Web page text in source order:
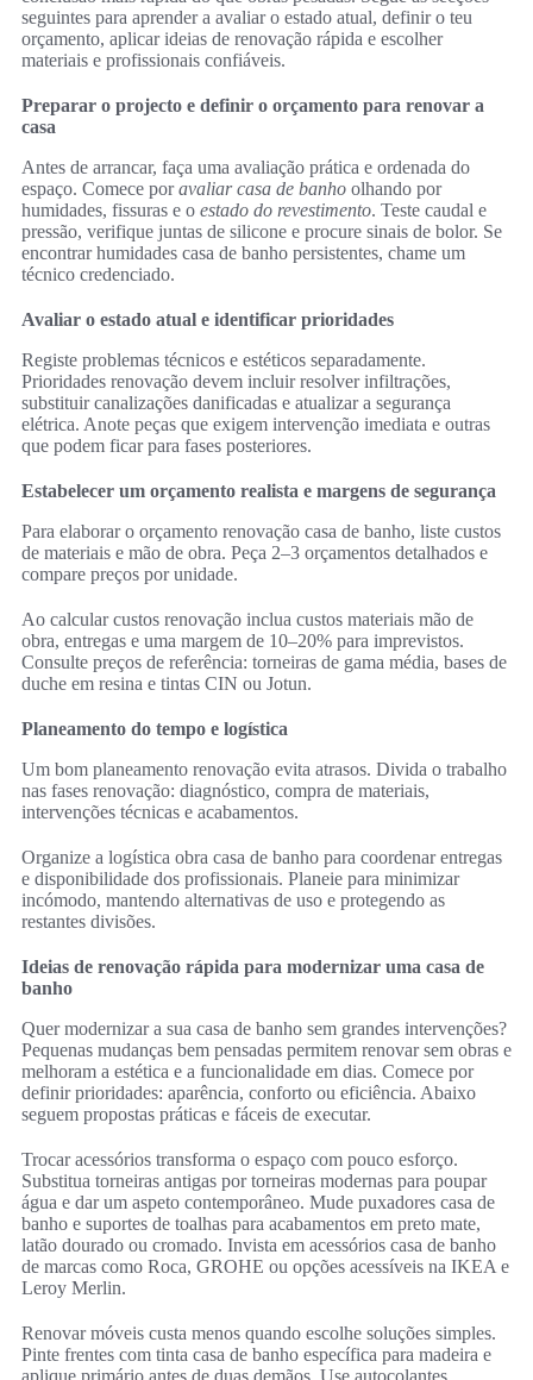
seguintes para aprender a avaliar o estado atual, definir o teu
orçamento, aplicar ideias de renovação rápida e escolher
materiais e profissionais confiáveis.
Preparar o projecto e definir o orçamento para renovar a
casa
Antes de arrancar, faça uma avaliação prática e ordenada do
espaço. Comece poravaliar casa de banho olhando por
humidades, fissuras e o estado do revestimento. Teste caudal e
pressão, verifique juntas de silicone e procure sinais de bolor. Se
encontrar humidades casa de banho persistentes, chame um
técnico credenciado.
Avaliar o estado atual e identificar prioridades
Registe problemas técnicos e estéticos separadamente.
Prioridades renovação devem incluir resolver infiltrações,
substituir canalizações danificadas e atualizar a segurança
elétrica. Anote peças que exigem intervenção imediata e outras
que podem ficar para fases posteriores.
Estabelecer um orçamento realista e margens de segurança
Para elaborar o orçamento renovação casa de banho, liste custos
de materiais e mão de obra. Peça 2–3 orçamentos detalhados e
compare preços por unidade.
Ao calcular custos renovação inclua custos materiais mão de
obra, entregas e uma margem de 10–20% para imprevistos.
Consulte preços de referência: torneiras de gama média, bases de
duche em resina e tintas CIN ou Jotun.
Planeamento do tempo e logística
Um bom planeamento renovação evita atrasos. Divida o trabalho
nas fases renovação: diagnóstico, compra de materiais,
intervenções técnicas e acabamentos.
Organize a logística obra casa de banho para coordenar entregas
e disponibilidade dos profissionais. Planeie para minimizar
incómodo, mantendo alternativas de uso e protegendo as
restantes divisões.
Ideias de renovação rápida para modernizar uma casa de
banho
Quer modernizar a sua casa de banho sem grandes intervenções?
Pequenas mudanças bem pensadas permitem renovar sem obras e
melhoram a estética e a funcionalidade em dias. Comece por
definir prioridades: aparência, conforto ou eficiência. Abaixo
seguem propostas práticas e fáceis de executar.
Trocar acessórios transforma o espaço com pouco esforço.
Substitua torneiras antigas por torneiras modernas para poupar
água e dar um aspeto contemporâneo. Mude puxadores casa de
banho e suportes de toalhas para acabamentos em preto mate,
latão dourado ou cromado. Invista em acessórios casa de banho
de marcas como Roca, GROHE ou opções acessíveis na IKEA e
Leroy Merlin.
Renovar móveis custa menos quando escolhe soluções simples.
Pinte frentes com tinta casa de banho específica para madeira e
aplique primário antes de duas demãos. Use autocolantes